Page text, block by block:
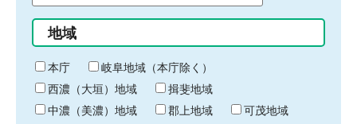
始
り
間
終
わ
り
地域
本庁
岐阜地域（本庁除く）
西濃（大垣）地域
揖斐地域
中濃（美濃）地域
郡上地域
可茂地域